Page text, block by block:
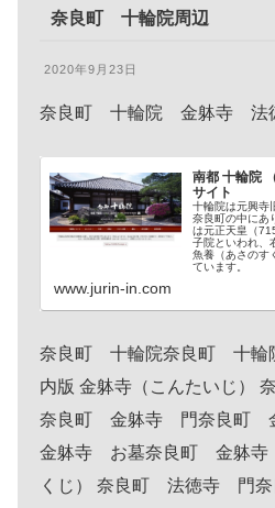
奈良町 十輪院周辺
2020年9月23日
奈良町 十輪院 金躰寺 法
南都 十輪院
サイト
十輪院は元興寺
奈良町の中にあ
は元正天皇（
子院といわれ、
魚養（あさのす
ています。
www.jurin-in.com
奈良町 十輪院奈良町 十
内版 金躰寺（こんたいじ
奈良町 金躰寺 門奈良町
金躰寺 お墓奈良町 金躰寺
くじ） 奈良町 法徳寺 門